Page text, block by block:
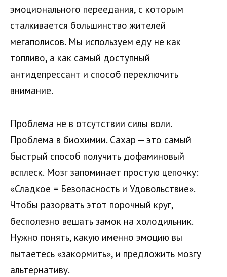
эмоционального переедания, с которым
сталкивается большинство жителей
мегаполисов. Мы используем еду не как
топливо, а как самый доступный
антидепрессант и способ переключить
внимание.
Проблема не в отсутствии силы воли.
Проблема в биохимии. Сахар — это самый
быстрый способ получить дофаминовый
всплеск. Мозг запоминает простую цепочку:
«Сладкое = Безопасность и Удовольствие».
Чтобы разорвать этот порочный круг,
бесполезно вешать замок на холодильник.
Нужно понять, какую именно эмоцию вы
пытаетесь «закормить», и предложить мозгу
альтернативу.